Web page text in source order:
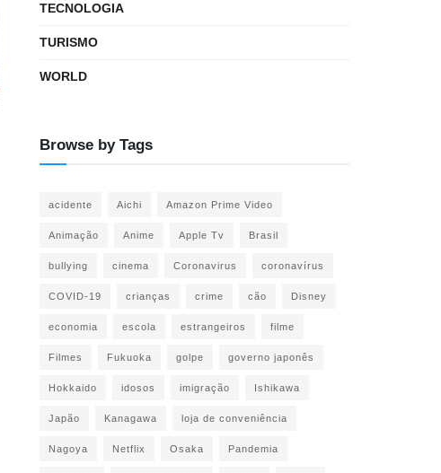
TECNOLOGIA
TURISMO
WORLD
Browse by Tags
acidente Aichi Amazon Prime Video
Animação Anime Apple Tv Brasil
bullying cinema Coronavirus coronavírus
COVID-19 crianças crime cão Disney
economia escola estrangeiros filme
Filmes Fukuoka golpe governo japonês
Hokkaido idosos imigração Ishikawa
Japão Kanagawa loja de conveniência
Nagoya Netflix Osaka Pandemia